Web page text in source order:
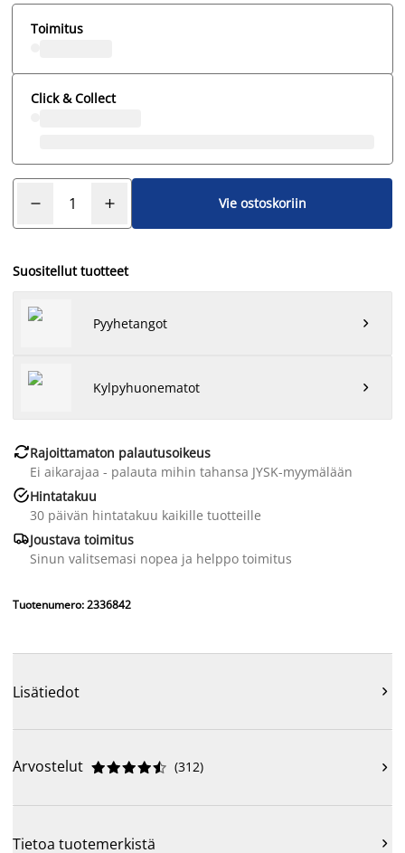
Toimitus
Click & Collect
Vie ostoskoriin
Suositellut tuotteet
Pyyhetangot 
Kylpyhuonematot 
Rajoittamaton palautusoikeus
Ei aikarajaa - palauta mihin tahansa JYSK-myymälään
Hintatakuu
30 päivän hintatakuu kaikille tuotteille
Joustava toimitus
Sinun valitsemasi nopea ja helppo toimitus
Tuotenumero: 2336842
Lisätiedot 
Arvostelut 




 (312) 
Tietoa tuotemerkistä 